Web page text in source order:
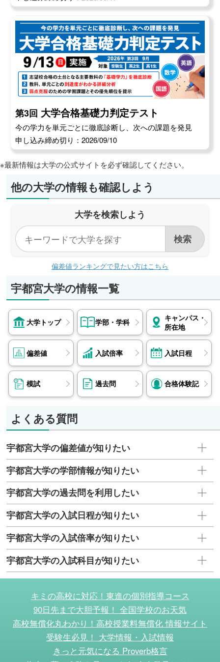
第3回 大学合格基礎力判定テスト
今の学力を単元ごとに徹底診断し、次への課題を発見
申し込み締め切り：2026/09/10
※最新情報は大学の公式サイトを必ず確認してください。
他の大学の情報も確認しよう
大学を検索しよう
偏差値ランキングで見たい方はこちら
宇都宮大学の情報一覧
大学トップ 学部・学科
キャンパス・
所在地
偏差値 入試倍率 入試日程
模試 過去問 合格体験記
よくある質問
宇都宮大学の偏差値が知りたい
宇都宮大学の学部情報が知りたい
宇都宮大学の過去問を利用したい
宇都宮大学の入試日程が知りたい
宇都宮大学の入試倍率が知りたい
宇都宮大学の入試科目が知りたい
キミの高校に対応！東進の個別指導コース
90日先まで大胆予報！ 全国学校のお天気
高校無償化丸わかり！高校授業料無償化 情報サイト
受験生必見！ 大学情報・入試情報
きっと元気になる Proverb格言